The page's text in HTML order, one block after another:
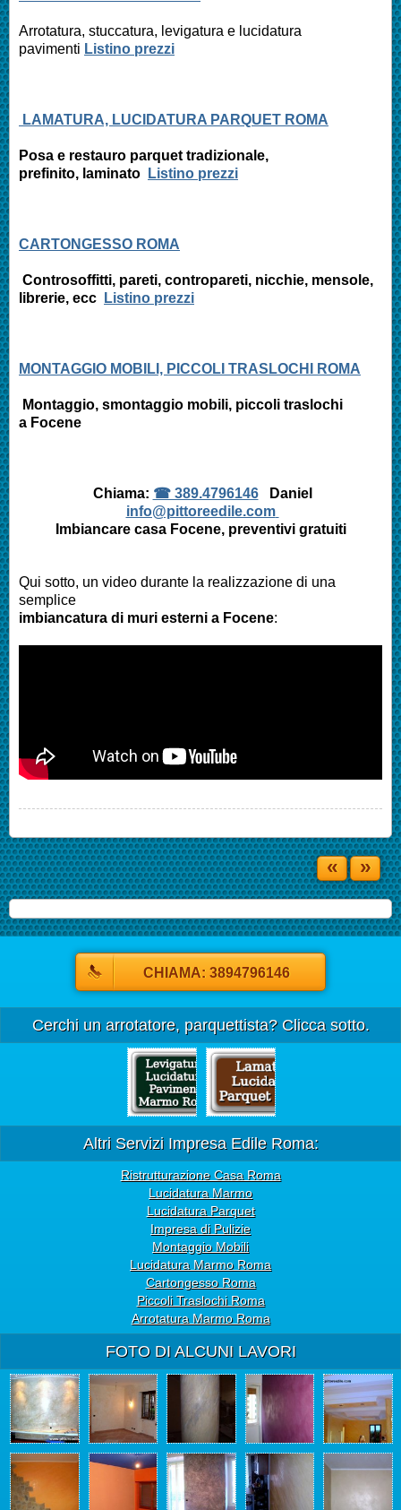
Arrotatura, stuccatura, levigatura e lucidatura
pavimenti Listino prezzi
LAMATURA, LUCIDATURA PARQUET ROMA
Posa e restauro parquet tradizionale,
prefinito, laminato Listino prezzi
CARTONGESSO ROMA
Controsoffitti, pareti, contropareti, nicchie, mensole,
librerie, ecc
Listino prezzi
MONTAGGIO MOBILI, PICCOLI TRASLOCHI ROMA
Montaggio, smontaggio mobili, piccoli traslochi
a Focene
Chiama: ☎ 389.4796146Daniel
info@pittoreedile.com
Imbiancare casa Focene, preventivi gratuiti
Qui sotto, un video durante la realizzazione di una
semplice
imbiancatura di muri esterni a Focene:
« »
CHIAMA: 3894796146
Cerchi un arrotatore, parquettista? Clicca sotto.
Altri Servizi Impresa Edile Roma:
Ristrutturazione Casa Roma
Lucidatura Marmo
Lucidatura Parquet
Impresa di Pulizie
Montaggio Mobili
Lucidatura Marmo Roma
Cartongesso Roma
Piccoli Traslochi Roma
Arrotatura Marmo Roma
FOTO DI ALCUNI LAVORI